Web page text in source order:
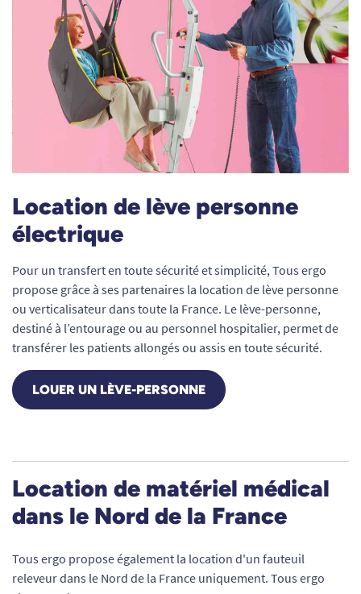
Location de lève personne
électrique
Pour un transfert en toute sécurité et simplicité, Tous ergo
propose grâce à ses partenaires la location de lève personne
ou verticalisateur dans toute la France. Le lève-personne,
destiné à l’entourage ou au personnel hospitalier, permet de
transférer les patients allongés ou assis en toute sécurité.
LOUER UN LÈVE-PERSONNE
Location de matériel médical
dans le Nord de la France
Tous ergo propose également la location d'un fauteuil
releveur dans le Nord de la France uniquement. Tous ergo